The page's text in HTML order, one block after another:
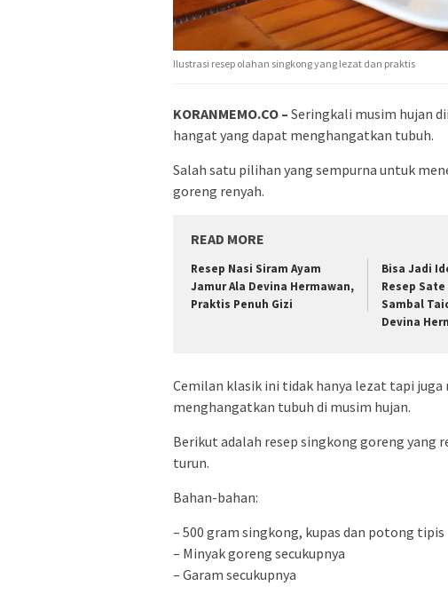
Ilustrasi resep olahan singkong yang lezat dan praktis
KORANMEMO.CO – Seringkali musim hujan
hangat yang dapat menghangatkan tubuh.
Salah satu pilihan yang sempurna untuk
goreng renyah.
READ MORE
Resep Nasi Siram Ayam
Jamur Ala Devina Hermawan,
Praktis Penuh Gizi
Bisa Jadi
Resep
Sambal
Devina
Cemilan klasik ini tidak hanya lezat tapi
menghangatkan tubuh di musim hujan.
Berikut adalah resep singkong goreng yang
turun.
Bahan-bahan:
– 500 gram singkong, kupas dan potong tipis
– Minyak goreng secukupnya
– Garam secukupnya